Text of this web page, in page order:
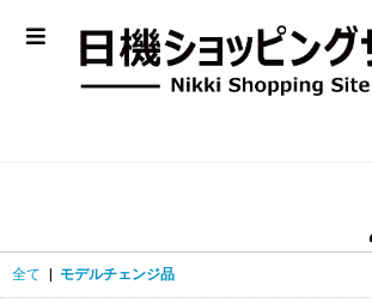
全て | モデルチェンジ品